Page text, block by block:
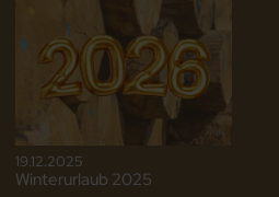
19.12.2025
Winterurlaub 2025